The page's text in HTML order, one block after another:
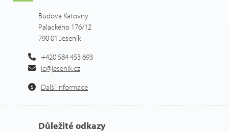
Budova Katovny
Palackého 176/12
790 01 Jeseník
+420 584 453 693
ic@jesenik.cz
Další informace
Důležité odkazy